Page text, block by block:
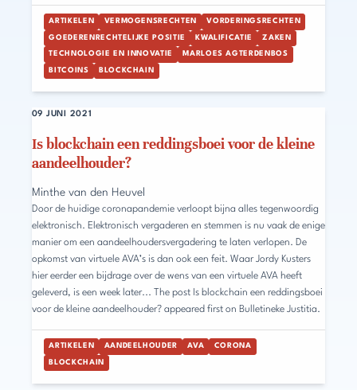
ARTIKELEN VERMOGENSRECHTEN VORDERINGSRECHTEN
GOEDERENRECHTELIJKE POSITIE KWALIFICATIE ZAKEN
TECHNOLOGIE EN INNOVATIE MARLOES AGTERDENBOS
BITCOINS BLOCKCHAIN
Is blockchain een reddingsboei voor de kleine
aandeelhouder?
09 JUNI 2021
Minthe van den Heuvel
Door de huidige coronapandemie verloopt bijna alles tegenwoordig
elektronisch. Elektronisch vergaderen en stemmen is nu vaak de enige
manier om een aandeelhoudersvergadering te laten verlopen. De
opkomst van virtuele AVA’s is dan ook een feit. Waar Jordy Kusters
hier eerder een bijdrage over de wens van een virtuele AVA heeft
geleverd, is een week later... The post Is blockchain een reddingsboei
voor de kleine aandeelhouder? appeared first on Bulletineke Justitia.
ARTIKELEN AANDEELHOUDER AVA CORONA
BLOCKCHAIN